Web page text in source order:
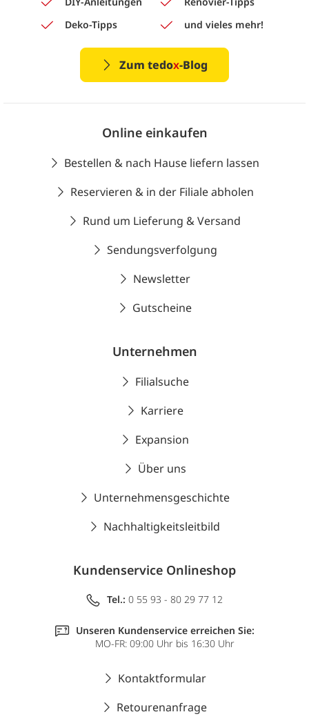
Deko-Tipps
und vieles mehr!
Zum tedox-Blog
Online einkaufen
Bestellen & nach Hause liefern lassen
Reservieren & in der Filiale abholen
Rund um Lieferung & Versand
Sendungsverfolgung
Newsletter
Gutscheine
Unternehmen
Filialsuche
Karriere
Expansion
Über uns
Unternehmensgeschichte
Nachhaltigkeitsleitbild
Kundenservice Onlineshop
Tel.: 0 55 93 - 80 29 77 12
Unseren Kundenservice erreichen Sie:
MO-FR: 09:00 Uhr bis 16:30 Uhr
Kontaktformular
Retourenanfrage